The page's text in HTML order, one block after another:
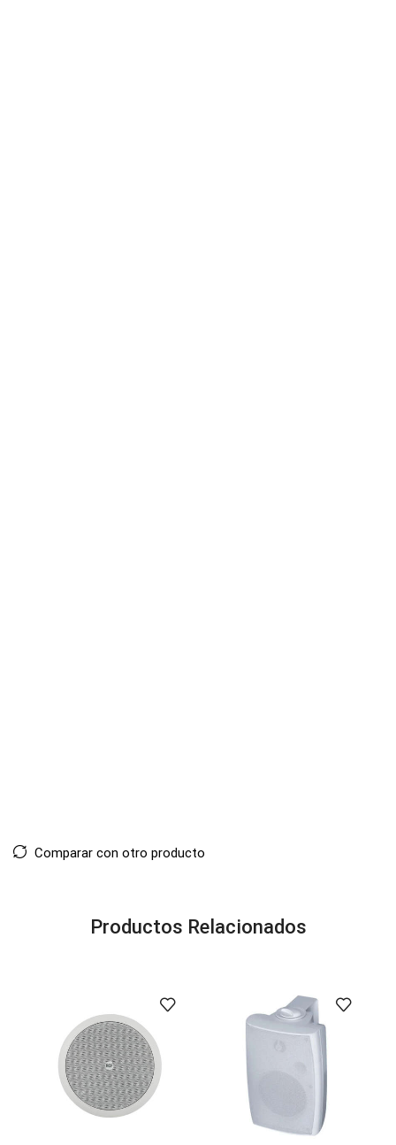
Comparar con otro producto
Productos Relacionados